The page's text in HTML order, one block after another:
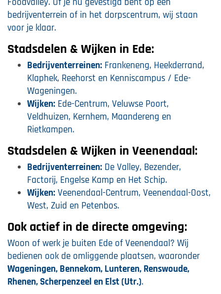
bedrijventerrein of in het dorpscentrum, wij staan
voor je klaar.
Stadsdelen & Wijken in Ede:
Bedrijventerreinen: Frankeneng, Heekderrand,
Klaphek, Reehorst en Kenniscampus / Ede-
Wageningen.
Wijken: Ede-Centrum, Veluwse Poort,
Veldhuizen, Kernhem, Maandereng en
Rietkampen.
Stadsdelen & Wijken in Veenendaal:
Bedrijventerreinen: De Valley, Bezender,
Factorij, Engelse Kamp en Het Schip.
Wijken: Veenendaal-Centrum, Veenendaal-Oost,
West, Zuid en Petenbos.
Ook actief in de directe omgeving:
Woon of werk je buiten Ede of Veenendaal? Wij
bedienen ook de omliggende plaatsen, waaronder
Wageningen, Bennekom, Lunteren, Renswoude,
Rhenen, Scherpenzeel en Elst (Utr.).